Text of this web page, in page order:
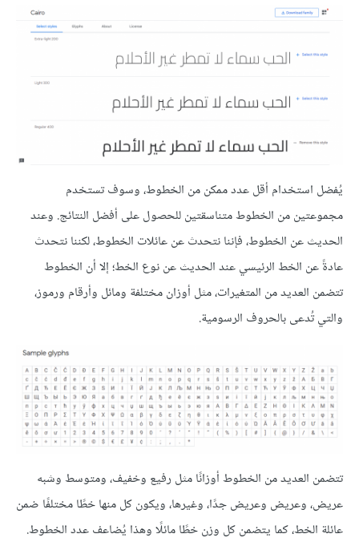
يُفضل استخدام أقل عدد ممكن من الخطوط، وسوف تستخدم
مجموعتين من الخطوط متناسقتين للحصول على أفضل النتائج. وعند
الحديث عن الخطوط، فإننا نتحدث عن عائلات الخطوط، لكننا نتحدث
عادةً عن الخط الرئيسي عند الحديث عن نوع الخط؛ إلا أن الخطوط
تتضمن العديد من المتغيرات، مثل أوزان مختلفة ومائل وأرقام ورموز،
والتي تُدعى بالحروف الرسومية.
تتضمن العديد من الخطوط أوزانًا مثل رفيع وخفيف، ومتوسط وشبه
عريض، وعريض وعريض جدًا، وغيرها، ويكون كل منها خطًا مختلفًا ضمن
عائلة الخط، كما يتضمن كل وزن خطًا مائلًا وهذا يُضاعف عدد الخطوط.